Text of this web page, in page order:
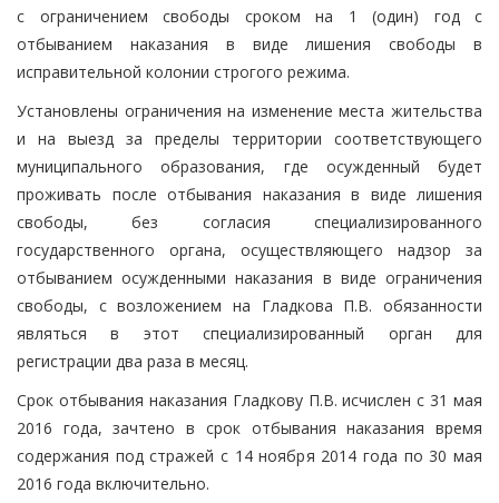
с ограничением свободы сроком на 1 (один) год с
отбыванием наказания в виде лишения свободы в
исправительной колонии строгого режима.
Установлены ограничения на изменение места жительства
и на выезд за пределы территории соответствующего
муниципального образования, где осужденный будет
проживать после отбывания наказания в виде лишения
свободы, без согласия специализированного
государственного органа, осуществляющего надзор за
отбыванием осужденными наказания в виде ограничения
свободы, с возложением на Гладкова П.В. обязанности
являться в этот специализированный орган для
регистрации два раза в месяц.
Срок отбывания наказания Гладкову П.В. исчислен с 31 мая
2016 года, зачтено в срок отбывания наказания время
содержания под стражей с 14 ноября 2014 года по 30 мая
2016 года включительно.